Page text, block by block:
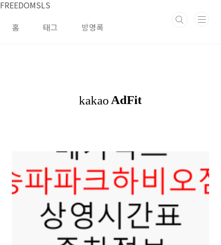
본문 바로가기
FREEDOMSLS
홈
태그 방명록